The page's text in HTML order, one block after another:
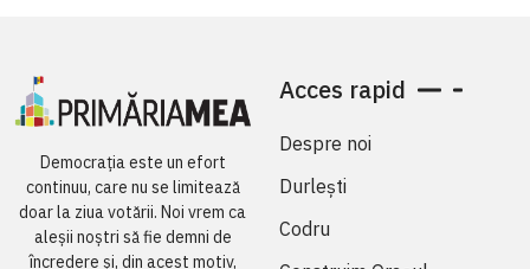
Democrația este un efort
continuu, care nu se limitează
doar la ziua votării. Noi vrem ca
aleșii noștri să fie demni de
încredere și, din acest motiv,
Acces rapid
Despre noi
Durlești
Codru